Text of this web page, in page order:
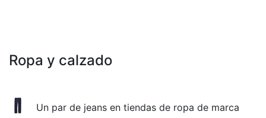
Ropa y calzado
Un par de jeans en tiendas de ropa de marca